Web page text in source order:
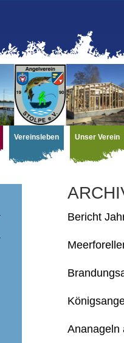
Vereinsleben Unser Verein
Bericht
Ananageln